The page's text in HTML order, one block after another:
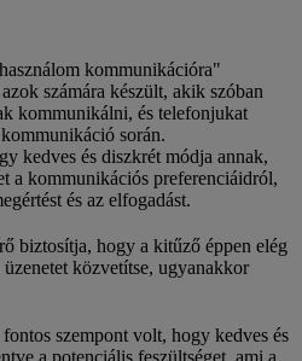
kommunikációra"
számára készült, akik szóban
kommunikálni, és telefonjukat
során.
kedves és diszkrét módja annak,
a kommunikációs preferenciáidról,
és az elfogadást.
biztosítja, hogy a kitűző éppen elég
közvetítse, ugyanakkor
szempont volt, hogy kedves és
a potenciális feszültséget, ami a